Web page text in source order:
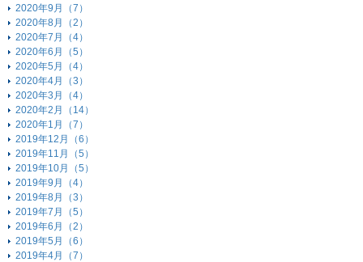
2020年9月（7）
2020年8月（2）
2020年7月（4）
2020年6月（5）
2020年5月（4）
2020年4月（3）
2020年3月（4）
2020年2月（14）
2020年1月（7）
2019年12月（6）
2019年11月（5）
2019年10月（5）
2019年9月（4）
2019年8月（3）
2019年7月（5）
2019年6月（2）
2019年5月（6）
2019年4月（7）